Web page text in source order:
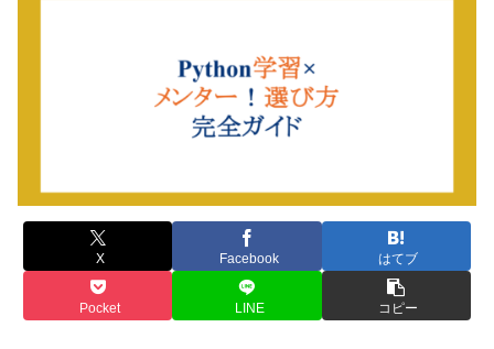
X Facebook はてブ
Pocket LINE コピー